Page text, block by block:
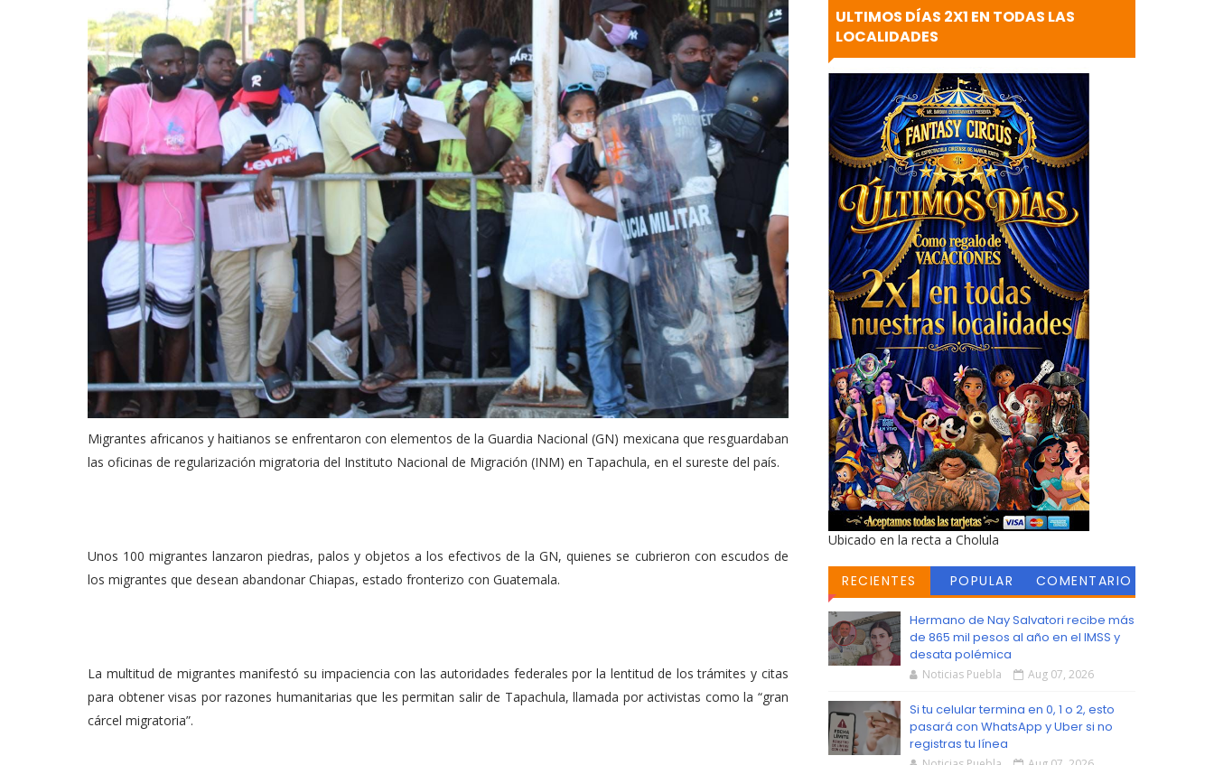
Migrantes africanos y haitianos se enfrentaron con elementos de la Guardia Nacional (GN) mexicana que resguardaban
las oficinas de regularización migratoria del Instituto Nacional de Migración (INM) en Tapachula, en el sureste del país.
Unos 100 migrantes lanzaron piedras, palos y objetos a los efectivos de la GN, quienes se cubrieron con escudos de
los migrantes que desean abandonar Chiapas, estado fronterizo con Guatemala.
La multitud de migrantes manifestó su impaciencia con las autoridades federales por la lentitud de los trámites y citas
para obtener visas por razones humanitarias que les permitan salir de Tapachula, llamada por activistas como la “gran
cárcel migratoria”.
ULTIMOS DÍAS 2X1 EN TODAS LAS
LOCALIDADES
Ubicado en la recta a Cholula
RECIENTES POPULAR
COMENTARIO
Hermano de Nay Salvatori recibe más
de 865 mil pesos al año en el IMSS y
desata polémica
Noticias Puebla Aug 07, 2026
Si tu celular termina en 0, 1 o 2, esto
pasará con WhatsApp y Uber si no
registras tu línea